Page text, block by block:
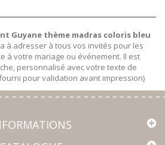
Guyane thème madras coloris bleu
à adresser à tous vos invités pour les
à votre mariage ou événement. Il est
personnalisé avec votre texte de
pour validation avant impression)